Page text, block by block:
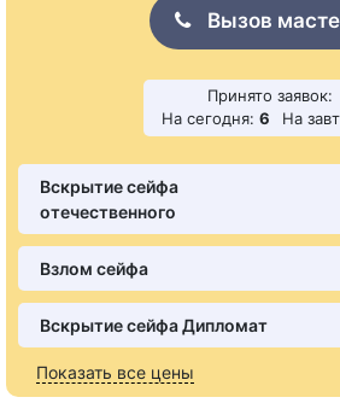
Вызов
Принято заявок:
На сегодня: 6 На
Вскрытие сейфа
отечественного
Взлом сейфа
Вскрытие сейфа Дипломат
Показать все цены